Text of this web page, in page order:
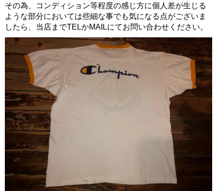
その為、コンディション等程度の感じ方に個人差が生じる
ような部分においては些細な事でも気になる点がございま
したら、当店までTELかMAILにてお問い合わせください。